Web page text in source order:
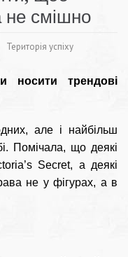
не смішно
Територія успіху
носити трендові
але і найбільш
Помічала, що деякі
Secret, а деякі
не у фігурах, а в